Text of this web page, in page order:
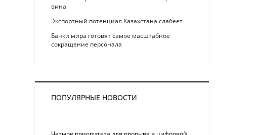
вина
Экспортный потенциал Казахстана слабеет
Банки мира готовят самое масштабное
сокращение персонала
ПОПУЛЯРНЫЕ НОВОСТИ